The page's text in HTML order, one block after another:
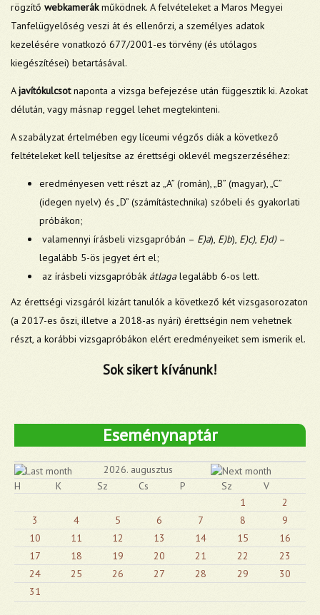
rögzítő webkamerákműködnek. A felvételeket a Maros Megyei
Tanfelügyelőség veszi át és ellenőrzi, a személyes adatok
kezelésére vonatkozó 677/2001-es törvény (és utólagos
kiegészítései) betartásával.
Ajavítókulcsotnaponta a vizsga befejezése után függesztik ki. Azokat
délután, vagy másnap reggel lehet megtekinteni.
A szabályzat értelmében egy líceumi végzős diák a következő
feltételeket kell teljesítse az érettségi oklevél megszerzéséhez:
eredményesen vett részt az „A” (román), „B” (magyar), „C”
(idegen nyelv) és „D” (számítástechnika) szóbeli és gyakorlati
próbákon;
valamennyi írásbeli vizsgapróbán – E)a), E)b), E)c), E)d)–
legalább 5-ös jegyet ért el;
az írásbeli vizsgapróbák átlagalegalább 6-os lett.
Az érettségi vizsgáról kizárt tanulók a következő két vizsgasorozaton
(a 2017-es őszi, illetve a 2018-as nyári) érettségin nem vehetnek
részt, a korábbi vizsgapróbákon elért eredményeiket sem ismerik el.
Sok sikert kívánunk!
Eseménynaptár
2026. augusztus
H
K Sz Cs P Sz
V
1
2
3
4 5 6 7 8
9
10
11 12 13 14 15
16
17
18 19 20 21 22
23
24
25 26 27 28 29
30
31